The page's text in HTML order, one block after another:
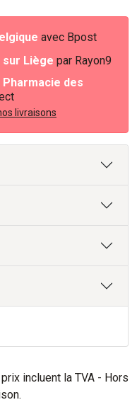
avec Bpost
sur Liège par Rayon9
Pharmacie des
livraisons
incluent la TVA - Hors